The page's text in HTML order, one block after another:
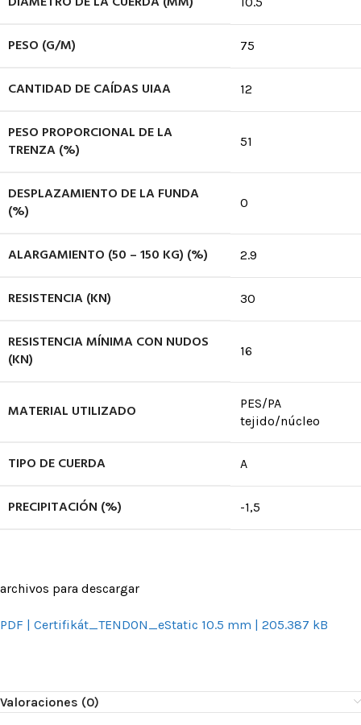
PESO (G/M) 75
CANTIDAD DE CAÍDAS UIAA 12
PESO PROPORCIONAL DE LA
TRENZA (%)
51
DESPLAZAMIENTO DE LA FUNDA
(%)
0
ALARGAMIENTO (50 – 150 KG) (%) 2.9
RESISTENCIA (KN) 30
RESISTENCIA MÍNIMA CON NUDOS
(KN)
16
MATERIAL UTILIZADO
PES/PA
tejido/núcleo
TIPO DE CUERDA A
PRECIPITACIÓN (%) -1,5
archivos para descargar
PDF | Certifikát_TENDON_eStatic 10.5 mm | 205.387 kB
Valoraciones (0)